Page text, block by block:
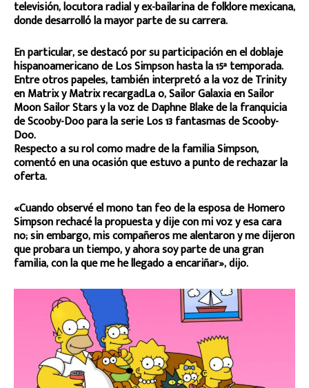
televisión, locutora radial y ex-bailarina de folklore mexicana,
donde desarrolló la mayor parte de su carrera.
En particular, se destacó por su participación en el doblaje
hispanoamericano de Los Simpson hasta la 15ª temporada.
Entre otros papeles, también interpretó a la voz de Trinity
en Matrix y Matrix recargadLa o, Sailor Galaxia en Sailor
Moon Sailor Stars y la voz de Daphne Blake de la franquicia
de Scooby-Doo para la serie Los 13 fantasmas de Scooby-
Doo.
Respecto a su rol como madre de la familia Simpson,
comentó en una ocasión que estuvo a punto de rechazar la
oferta.
«Cuando observé el mono tan feo de la esposa de Homero
Simpson rechacé la propuesta y dije con mi voz y esa cara
no; sin embargo, mis compañeros me alentaron y me dijeron
que probara un tiempo, y ahora soy parte de una gran
familia, con la que me he llegado a encariñar», dijo.